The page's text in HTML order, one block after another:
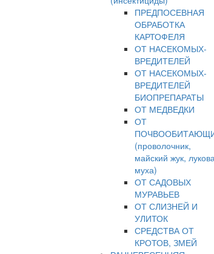
ПРЕДПОСЕВНАЯ
ОБРАБОТКА
КАРТОФЕЛЯ
ОТ НАСЕКОМЫХ-
ВРЕДИТЕЛЕЙ
ОТ НАСЕКОМЫХ-
ВРЕДИТЕЛЕЙ
БИОПРЕПАРАТЫ
ОТ МЕДВЕДКИ
ОТ
(проволочник,
майский жук,
муха)
ОТ САДОВЫХ
МУРАВЬЕВ
ОТ СЛИЗНЕЙ И
УЛИТОК
СРЕДСТВА ОТ
КРОТОВ, ЗМЕЙ